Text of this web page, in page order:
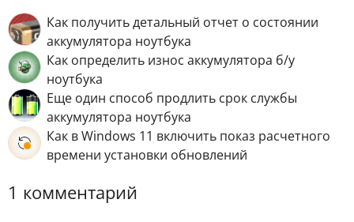
Как получить детальный отчет о состоянии
аккумулятора ноутбука
Как определить износ аккумулятора б/у
ноутбука
Еще один способ продлить срок службы
аккумулятора ноутбука
Как в Windows 11 включить показ расчетного
времени установки обновлений
1 комментарий